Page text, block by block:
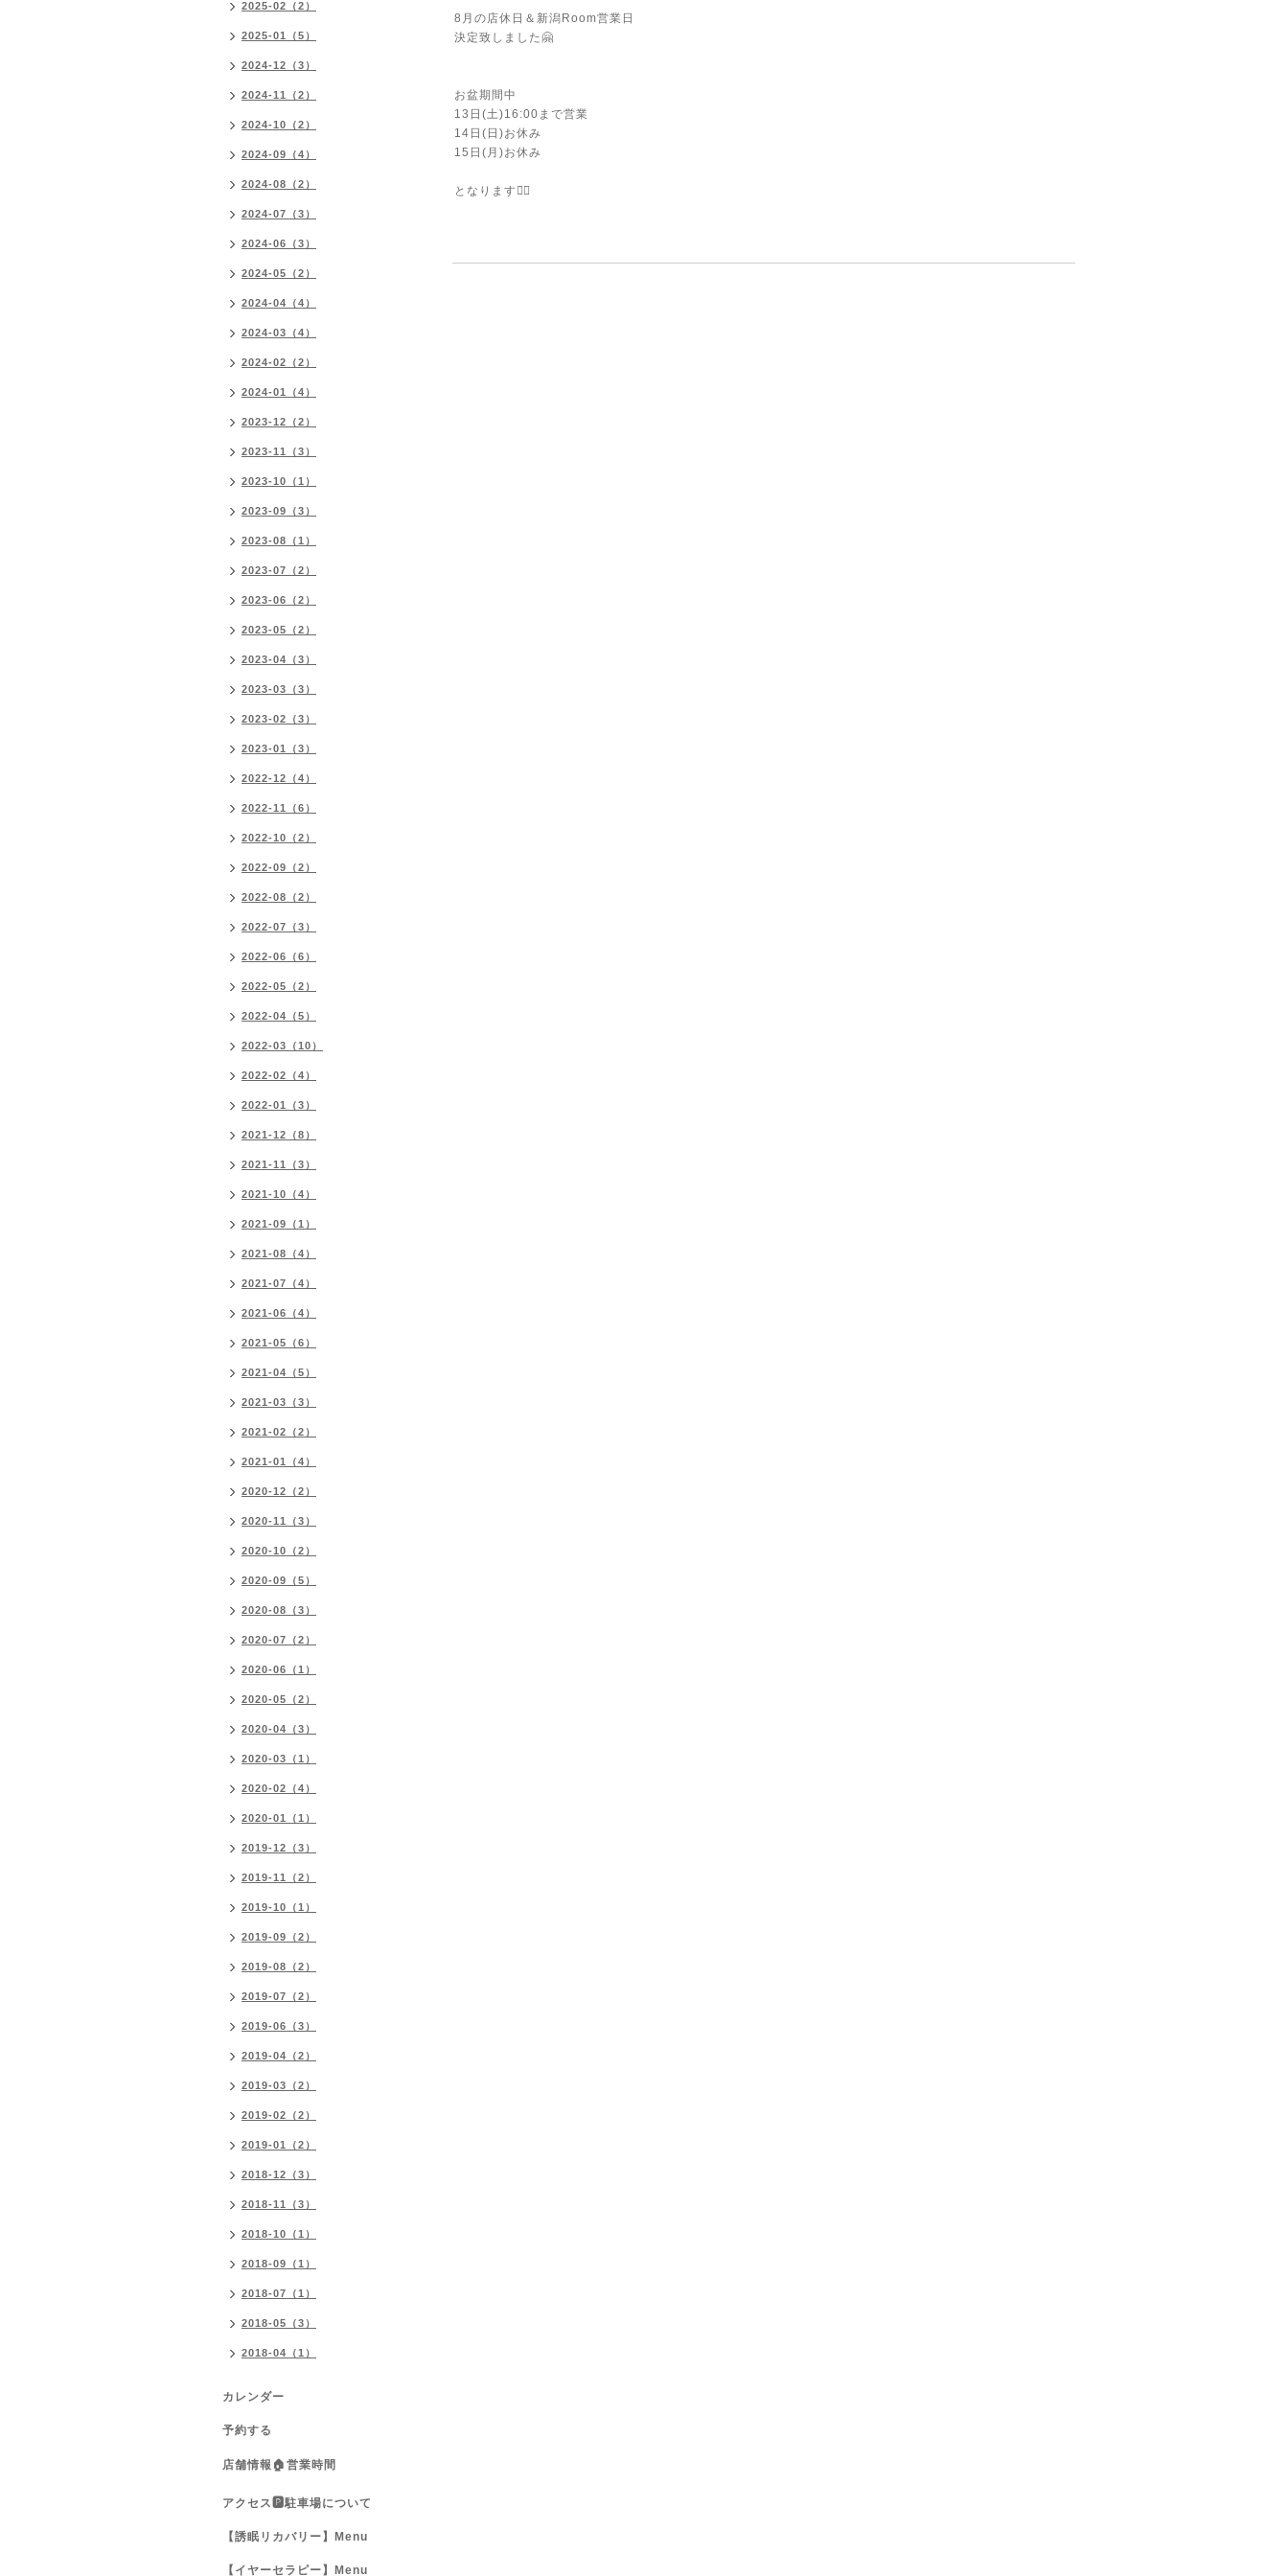
8月の店休日＆新潟Room営業日
決定致しました🤗
お盆期間中
13日(土)16:00まで営業
14日(日)お休み
15日(月)お休み
となります🙇‍♀️
2025-02（2）
2025-01（5）
2024-12（3）
2024-11（2）
2024-10（2）
2024-09（4）
2024-08（2）
2024-07（3）
2024-06（3）
2024-05（2）
2024-04（4）
2024-03（4）
2024-02（2）
2024-01（4）
2023-12（2）
2023-11（3）
2023-10（1）
2023-09（3）
2023-08（1）
2023-07（2）
2023-06（2）
2023-05（2）
2023-04（3）
2023-03（3）
2023-02（3）
2023-01（3）
2022-12（4）
2022-11（6）
2022-10（2）
2022-09（2）
2022-08（2）
2022-07（3）
2022-06（6）
2022-05（2）
2022-04（5）
2022-03（10）
2022-02（4）
2022-01（3）
2021-12（8）
2021-11（3）
2021-10（4）
2021-09（1）
2021-08（4）
2021-07（4）
2021-06（4）
2021-05（6）
2021-04（5）
2021-03（3）
2021-02（2）
2021-01（4）
2020-12（2）
2020-11（3）
2020-10（2）
2020-09（5）
2020-08（3）
2020-07（2）
2020-06（1）
2020-05（2）
2020-04（3）
2020-03（1）
2020-02（4）
2020-01（1）
2019-12（3）
2019-11（2）
2019-10（1）
2019-09（2）
2019-08（2）
2019-07（2）
2019-06（3）
2019-04（2）
2019-03（2）
2019-02（2）
2019-01（2）
2018-12（3）
2018-11（3）
2018-10（1）
2018-09（1）
2018-07（1）
2018-05（3）
2018-04（1）
カレンダー
予約する
店舗情報🏠営業時間
アクセス🅿️駐車場について
【誘眠リカバリー】Menu
【イヤーセラピー】Menu